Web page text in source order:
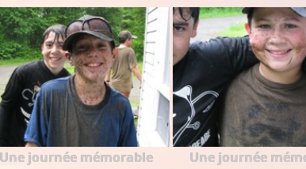
Une journée mémorable Une journée